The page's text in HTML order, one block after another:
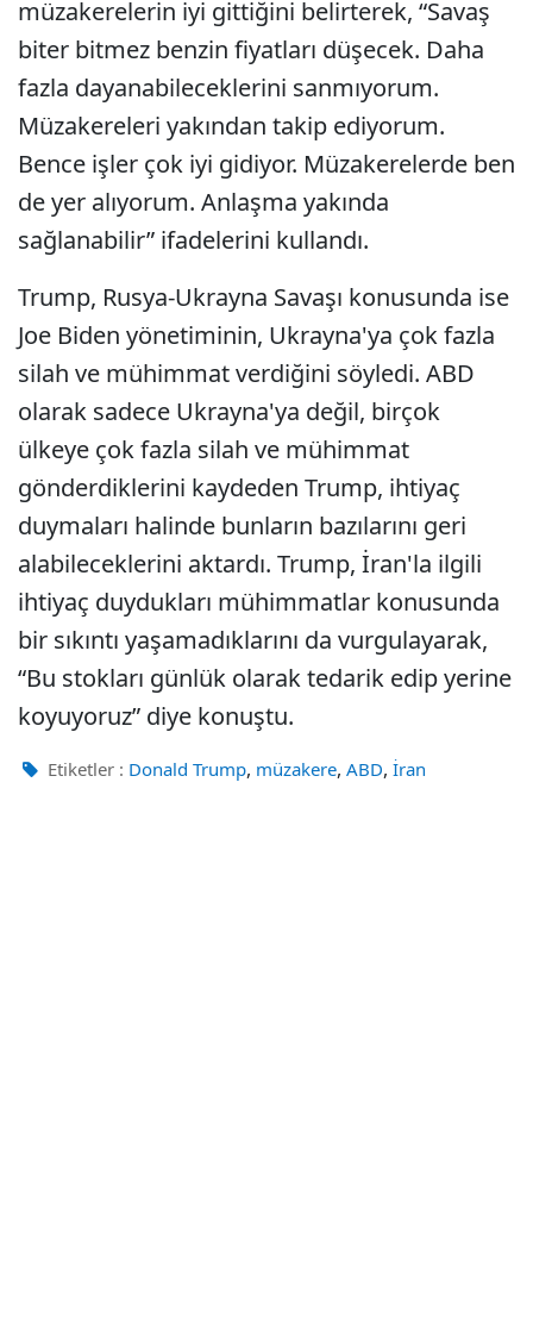
müzakerelerin iyi gittiğini belirterek, “Savaş
biter bitmez benzin fiyatları düşecek. Daha
fazla dayanabileceklerini sanmıyorum.
Müzakereleri yakından takip ediyorum.
Bence işler çok iyi gidiyor. Müzakerelerde ben
de yer alıyorum. Anlaşma yakında
sağlanabilir” ifadelerini kullandı.
Trump, Rusya-Ukrayna Savaşı konusunda ise
Joe Biden yönetiminin, Ukrayna'ya çok fazla
silah ve mühimmat verdiğini söyledi. ABD
olarak sadece Ukrayna'ya değil, birçok
ülkeye çok fazla silah ve mühimmat
gönderdiklerini kaydeden Trump, ihtiyaç
duymaları halinde bunların bazılarını geri
alabileceklerini aktardı. Trump, İran'la ilgili
ihtiyaç duydukları mühimmatlar konusunda
bir sıkıntı yaşamadıklarını da vurgulayarak,
“Bu stokları günlük olarak tedarik edip yerine
koyuyoruz” diye konuştu.
Etiketler : Donald Trump, müzakere, ABD, İran